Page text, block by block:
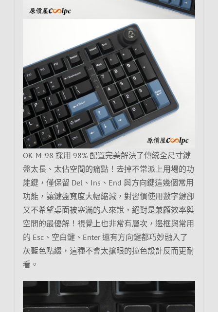
OK-M-98 採用 98% 配置完美解決了傳統全尺寸鍵
盤太長、太佔空間的痛點！去掉不常派上用場的功
能鍵，僅保留 Del、Ins、End 與方向鍵這幾個常用
功能，讓鍵盤寬度大幅縮減，對習慣使用數字鍵卻
又不希望桌面被塞滿的人來說，絕對是兼顧效率與
空間的最優解！視覺上也非常有層次，邊框與常用
的 Esc、空白鍵、Enter 還有方向鍵都巧妙融入了
灰藍色點綴，這種不會太搶眼的撞色設計反而更耐
看。